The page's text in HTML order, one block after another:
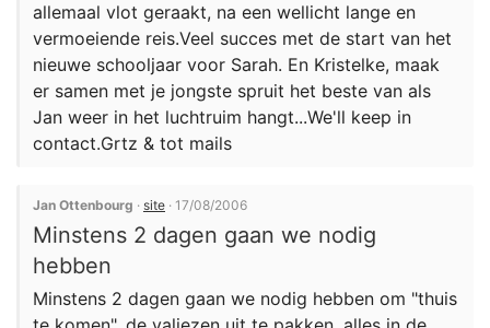
allemaal vlot geraakt, na een wellicht lange en
vermoeiende reis.Veel succes met de start van het
nieuwe schooljaar voor Sarah. En Kristelke, maak
er samen met je jongste spruit het beste van als
Jan weer in het luchtruim hangt...We'll keep in
contact.Grtz & tot mails
Jan Ottenbourg · site · 17/08/2006
Minstens 2 dagen gaan we nodig
hebben
Minstens 2 dagen gaan we nodig hebben om "thuis